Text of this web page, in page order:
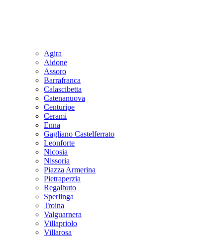
Agira
Aidone
Assoro
Barrafranca
Calascibetta
Catenanuova
Centuripe
Cerami
Enna
Gagliano Castelferrato
Leonforte
Nicosia
Nissoria
Piazza Armerina
Pietraperzia
Regalbuto
Sperlinga
Troina
Valguarnera
Villapriolo
Villarosa